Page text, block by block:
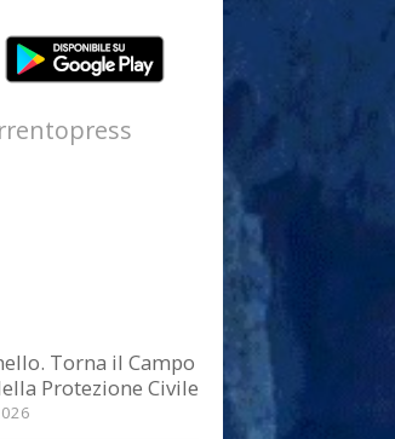
Torna il Campo
Protezione Civile